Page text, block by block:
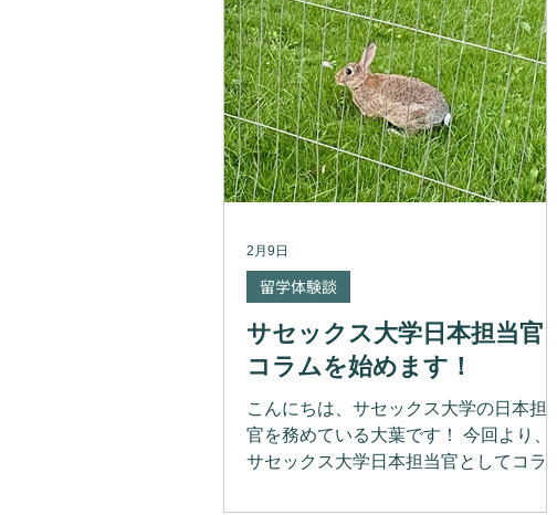
サセックス大学日本担当官、
コラムを始めます！
こんにちは、サセックス大学の日本担当
官を務めている大葉です！ 今回より、
サセックス大学日本担当官としてコラム
留学体験談
2月9日